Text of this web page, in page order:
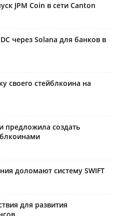
JPM Coin в сети Canton
через Solana для банков в
своего стейблкоина на
предложила создать
доломают систему SWIFT
для развития